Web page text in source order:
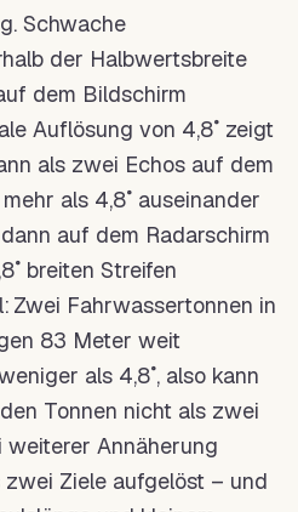
Schwache
der Halbwertsbreite
dem Bildschirm
Auflösung von 4,8˚ zeigt
als zwei Echos auf dem
als 4,8˚ auseinander
auf dem Radarschirm
breiten Streifen
Zwei Fahrwassertonnen in
83 Meter weit
als 4,8˚, also kann
Tonnen nicht als zwei
weiterer Annäherung
Ziele aufgelöst – und